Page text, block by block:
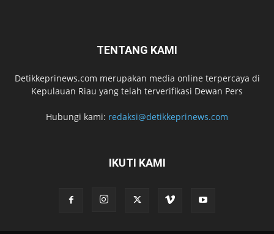
TENTANG KAMI
Detikkeprinews.com merupakan media online terpercaya di
Kepulauan Riau yang telah terverifikasi Dewan Pers
Hubungi kami: redaksi@detikkeprinews.com
IKUTI KAMI